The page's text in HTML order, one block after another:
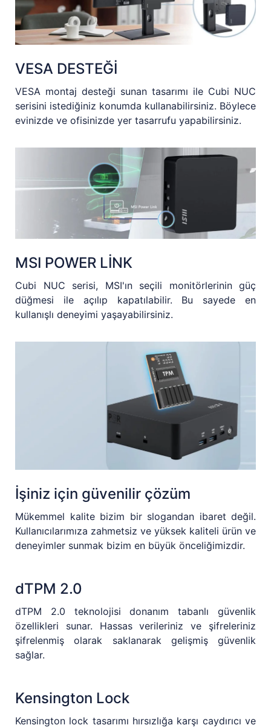
VESA DESTEĞİ
VESA montaj desteği sunan tasarımı ile Cubi NUC
serisini istediğiniz konumda kullanabilirsiniz. Böylece
evinizde ve ofisinizde yer tasarrufu yapabilirsiniz.
MSI POWER LİNK
Cubi NUC serisi, MSI'ın seçili monitörlerinin güç
düğmesi ile açılıp kapatılabilir. Bu sayede en
kullanışlı deneyimi yaşayabilirsiniz.
İşiniz için güvenilir çözüm
Mükemmel kalite bizim bir slogandan ibaret değil.
Kullanıcılarımıza zahmetsiz ve yüksek kaliteli ürün ve
deneyimler sunmak bizim en büyük önceliğimizdir.
dTPM 2.0
dTPM 2.0 teknolojisi donanım tabanlı güvenlik
özellikleri sunar. Hassas verileriniz ve şifreleriniz
şifrelenmiş olarak saklanarak gelişmiş güvenlik
sağlar.
Kensington Lock
Kensington lock tasarımı hırsızlığa karşı caydırıcı ve